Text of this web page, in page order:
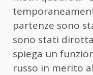
partenze sono
sono stati
spiega un
russo in merito